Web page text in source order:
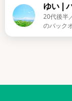
ゆい❘
20代後半
のバック